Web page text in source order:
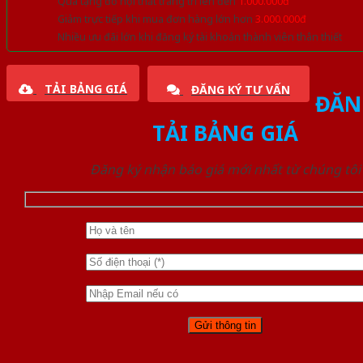
Giảm trực tiếp khi mua đơn hàng lớn hơn 3.000.000đ
Nhiều ưu đãi lớn khi đăng ký tài khoản thành viên thân thiết
TẢI BẢNG GIÁ ĐĂNG KÝ TƯ VẤN
TẢI BẢNG GIÁ
Đăng ký nhận báo giá mới nhất từ chúng tôi